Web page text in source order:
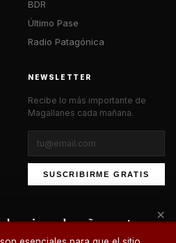
BDR
Último Pase
Radio Patagónica
NEWSLETTER
Recibe lo más importante de
Magallanes cada mañana.
SUSCRIBIRME GRATIS
Todos los derechos reservados.
lo mejor cada mañana en tu
×